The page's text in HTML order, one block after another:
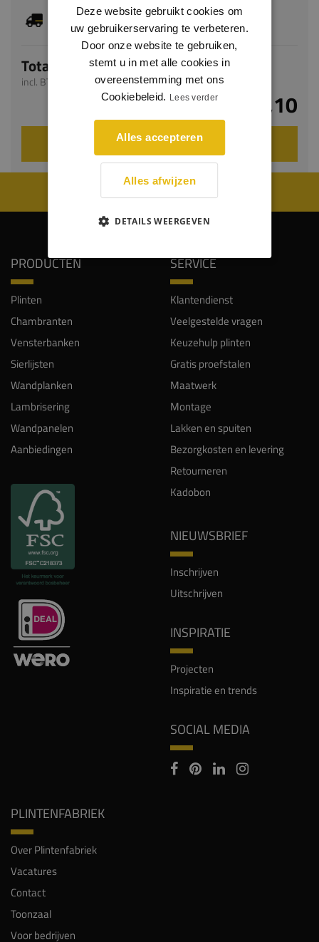
Dit artikel is voorradig, de verwachte levertijd
bedraagt 1-3 werkdagen
Totaal
incl. BTW
€ 7,10
VOEG TOE AAN WINKELWAGEN
WIJ WORDEN BEOORDEELD MET EEN 8.8
PRODUCTEN
Plinten
Chambranten
Vensterbanken
Sierlijsten
Wandplanken
Lambrisering
Wandpanelen
Aanbiedingen
SERVICE
Klantendienst
Veelgestelde vragen
Keuzehulp plinten
Gratis proefstalen
Maatwerk
Montage
Lakken en spuiten
Bezorgkosten en levering
Retourneren
Kadobon
NIEUWSBRIEF
Inschrijven
Uitschrijven
INSPIRATIE
Projecten
Inspiratie en trends
SOCIAL MEDIA
PLINTENFABRIEK
Over Plintenfabriek
Vacatures
Contact
Toonzaal
Voor bedrijven
Deze website gebruikt cookies om
uw gebruikerservaring te verbeteren.
Door onze website te gebruiken,
stemt u in met alle cookies in
overeenstemming met ons
Cookiebeleid. Lees verder
Alles accepteren
Alles afwijzen
DETAILS WEERGEVEN